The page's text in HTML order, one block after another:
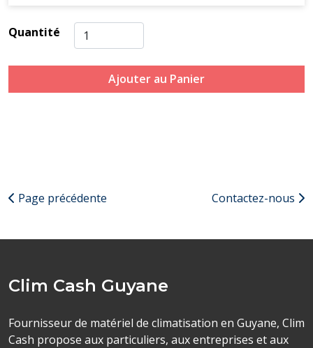
Quantité
Ajouter au Panier
Page précédente Contactez-nous
Clim Cash Guyane
Fournisseur de matériel de climatisation en Guyane, Clim
Cash propose aux particuliers, aux entreprises et aux